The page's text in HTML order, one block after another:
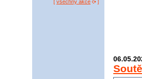
[ všechny akce ]